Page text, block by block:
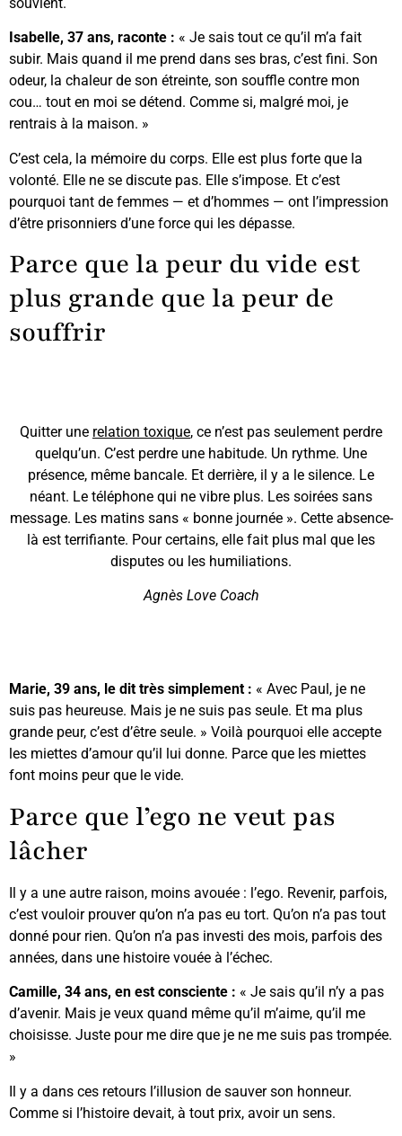
Isabelle, 37 ans, raconte : « Je sais tout ce qu’il m’a fait
subir. Mais quand il me prend dans ses bras, c’est fini. Son
odeur, la chaleur de son étreinte, son souffle contre mon
cou… tout en moi se détend. Comme si, malgré moi, je
rentrais à la maison. »
C’est cela, la mémoire du corps. Elle est plus forte que la
volonté. Elle ne se discute pas. Elle s’impose. Et c’est
pourquoi tant de femmes — et d’hommes — ont l’impression
d’être prisonniers d’une force qui les dépasse.
Parce que la peur du vide est
plus grande que la peur de
souffrir
Quitter une relation toxique, ce n’est pas seulement perdre
quelqu’un. C’est perdre une habitude. Un rythme. Une
présence, même bancale. Et derrière, il y a le silence. Le
néant. Le téléphone qui ne vibre plus. Les soirées sans
message. Les matins sans « bonne journée ». Cette absence-
là est terrifiante. Pour certains, elle fait plus mal que les
disputes ou les humiliations.
Agnès Love Coach
Marie, 39 ans, le dit très simplement : « Avec Paul, je ne
suis pas heureuse. Mais je ne suis pas seule. Et ma plus
grande peur, c’est d’être seule. » Voilà pourquoi elle accepte
les miettes d’amour qu’il lui donne. Parce que les miettes
font moins peur que le vide.
Parce que l’ego ne veut pas
lâcher
Il y a une autre raison, moins avouée : l’ego. Revenir, parfois,
c’est vouloir prouver qu’on n’a pas eu tort. Qu’on n’a pas tout
donné pour rien. Qu’on n’a pas investi des mois, parfois des
années, dans une histoire vouée à l’échec.
Camille, 34 ans, en est consciente : « Je sais qu’il n’y a pas
d’avenir. Mais je veux quand même qu’il m’aime, qu’il me
choisisse. Juste pour me dire que je ne me suis pas trompée.
»
Il y a dans ces retours l’illusion de sauver son honneur.
Comme si l’histoire devait, à tout prix, avoir un sens.